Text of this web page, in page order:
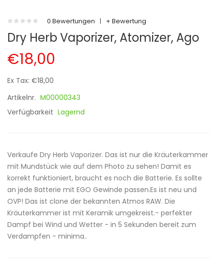
0 Bewertungen | + Bewertung
Dry Herb Vaporizer, Atomizer, Ago
€18,00
Ex Tax: €18,00
Artikelnr. M00000343
Verfügbarkeit Lagernd
Verkaufe Dry Herb Vaporizer. Das ist nur die Kräuterkammer
mit Mundstück wie auf dem Photo zu sehen! Damit es
korrekt funktioniert, braucht es noch die Batterie. Es sollte
an jede Batterie mit EGO Gewinde passen.Es ist neu und
OVP! Das ist clone der bekannten Atmos RAW. Die
Kräuterkammer ist mit Keramik umgekreist.- perfekter
Dampf bei Wind und Wetter - in 5 Sekunden bereit zum
Verdampfen - minima..